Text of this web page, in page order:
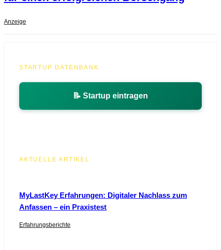
Anzeige
STARTUP DATENBANK
📝 Startup eintragen
AKTUELLE ARTIKEL
MyLastKey Erfahrungen: Digitaler Nachlass zum
Anfassen – ein Praxistest
Erfahrungsberichte